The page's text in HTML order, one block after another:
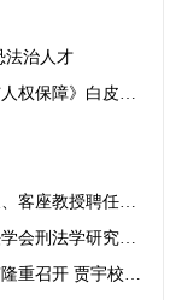
法治人才
我校举行《新疆的反恐、去极端化斗争与人权保障》白皮书学习座谈会
西北政法大学隆重举行公安学院名誉院长、客座教授聘任仪式
西北政法大学校长贾宇教授当选为中国法学会刑法学研究会副会长
中国法学会第六次全国会员代表大会在京隆重召开 贾宇校长当选为常务理事、王瀚副校长当选为理事